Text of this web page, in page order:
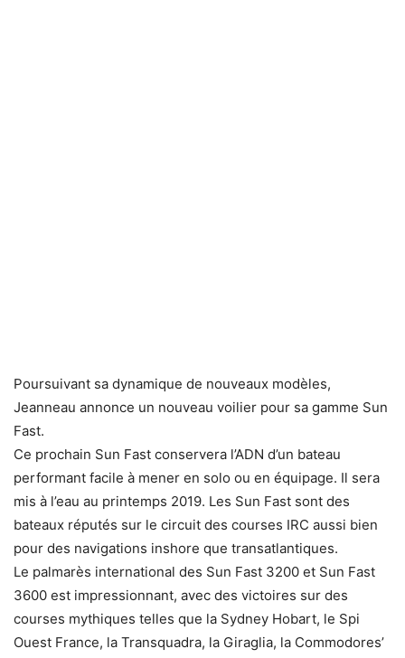
Poursuivant sa dynamique de nouveaux modèles,
Jeanneau annonce un nouveau voilier pour sa gamme Sun
Fast.
Ce prochain Sun Fast conservera l’ADN d’un bateau
performant facile à mener en solo ou en équipage. Il sera
mis à l’eau au printemps 2019. Les Sun Fast sont des
bateaux réputés sur le circuit des courses IRC aussi bien
pour des navigations inshore que transatlantiques.
Le palmarès international des Sun Fast 3200 et Sun Fast
3600 est impressionnant, avec des victoires sur des
courses mythiques telles que la Sydney Hobart, le Spi
Ouest France, la Transquadra, la Giraglia, la Commodores’